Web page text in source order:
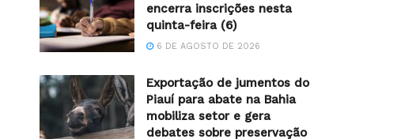
encerra inscrições nesta
quinta-feira (6)
6 DE AGOSTO DE 2026
Exportação de jumentos do
Piauí para abate na Bahia
mobiliza setor e gera
debates sobre preservação